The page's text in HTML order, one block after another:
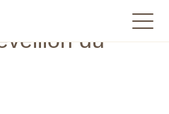
du